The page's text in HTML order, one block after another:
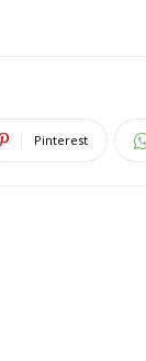
Pinterest